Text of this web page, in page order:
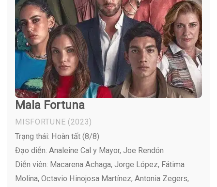
Mala Fortuna
MISFORTUNE (2023)
Trạng thái: Hoàn tất (8/8)
Đạo diễn: Analeine Cal y Mayor, Joe Rendón
Diễn viên: Macarena Achaga, Jorge López, Fátima
Molina, Octavio Hinojosa Martínez, Antonia Zegers,